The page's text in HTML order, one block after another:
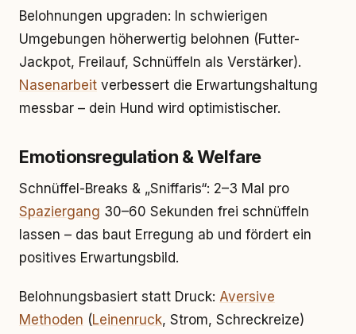
Belohnungen upgraden: In schwierigen
Umgebungen höherwertig belohnen (Futter-
Jackpot, Freilauf, Schnüffeln als Verstärker).
Nasenarbeit verbessert die Erwartungshaltung
messbar – dein Hund wird optimistischer.
Emotionsregulation & Welfare
Schnüffel-Breaks & „Sniffaris“: 2–3 Mal pro
Spaziergang 30–60 Sekunden frei schnüffeln
lassen – das baut Erregung ab und fördert ein
positives Erwartungsbild.
Belohnungsbasiert statt Druck: Aversive
Methoden (Leinenruck, Strom, Schreckreize)